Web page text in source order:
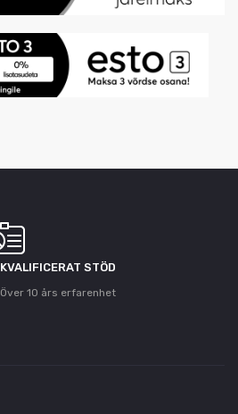
KVALIFICERAT STÖD
Över 10 års erfarenhet